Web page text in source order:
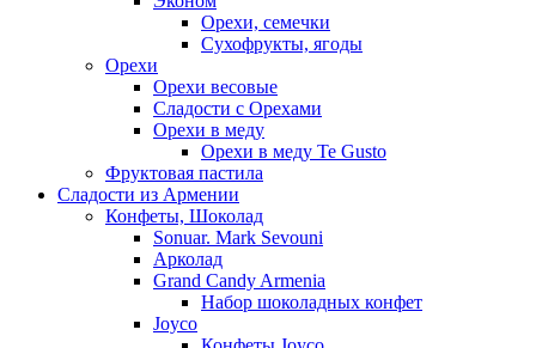
Орехи, семечки
Сухофрукты, ягоды
Орехи
Орехи весовые
Сладости с Орехами
Орехи в меду
Орехи в меду Te Gusto
Фруктовая пастила
Сладости из Армении
Конфеты, Шоколад
Sonuar. Mark Sevouni
Арколад
Grand Candy Armenia
Набор шоколадных конфет
Joyco